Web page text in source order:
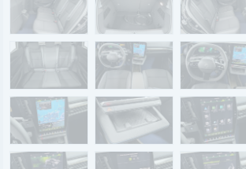
Probefahrt
Mietwagen
Ankauf
WERKSTATTTERMIN
Teile & Zubehör